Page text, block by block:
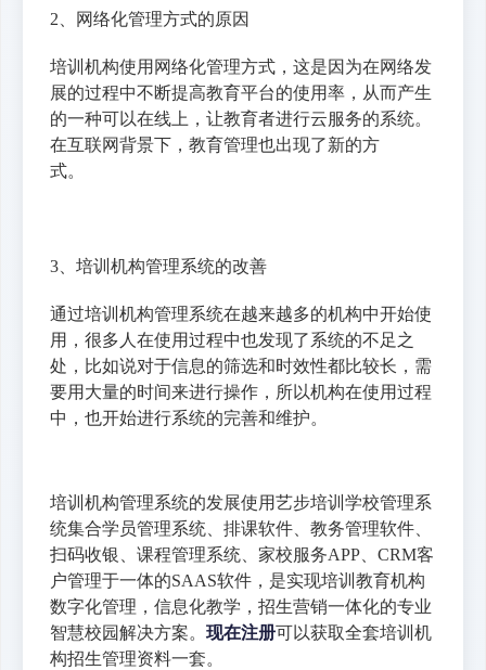
2、网络化管理方式的原因
培训机构使用网络化管理方式，这是因为在网络发
展的过程中不断提高教育平台的使用率，从而产生
的一种可以在线上，让教育者进行云服务的系统。
在互联网背景下，教育管理也出现了新的方
式。
3、培训机构管理系统的改善
通过培训机构管理系统在越来越多的机构中开始使
用，很多人在使用过程中也发现了系统的不足之
处，比如说对于信息的筛选和时效性都比较长，需
要用大量的时间来进行操作，所以机构在使用过程
中，也开始进行系统的完善和维护。
培训机构管理系统的发展使用艺步培训学校管理系
统集合学员管理系统、排课软件、教务管理软件、
扫码收银、课程管理系统、家校服务APP、CRM客
户管理于一体的SAAS软件，是实现培训教育机构
数字化管理，信息化教学，招生营销一体化的专业
智慧校园解决方案。 现在注册可以获取全套培训机
构招生管理资料一套。